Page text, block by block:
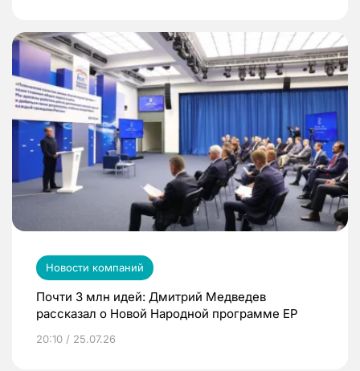
Новости компаний
Почти 3 млн идей: Дмитрий Медведев
рассказал о Новой Народной программе ЕР
20:10 / 25.07.26